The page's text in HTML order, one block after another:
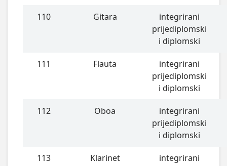
110 Gitara
integrirani
prijediplomski
i diplomski
111 Flauta
integrirani
prijediplomski
i diplomski
112 Oboa
integrirani
prijediplomski
i diplomski
113 Klarinet
integrirani